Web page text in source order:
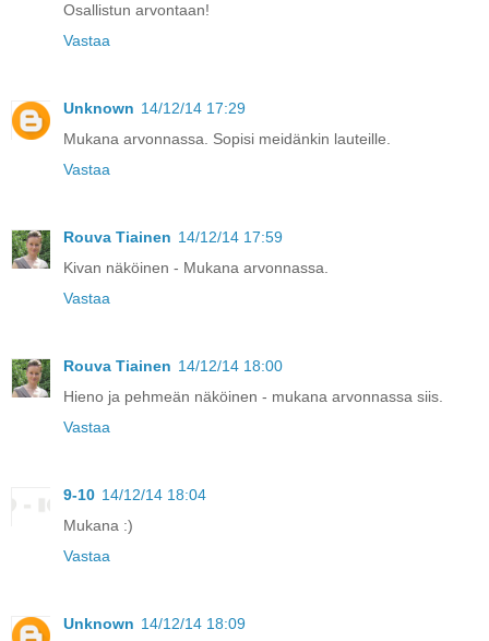
Osallistun arvontaan!
Vastaa
Unknown 14/12/14 17:29
Mukana arvonnassa. Sopisi meidänkin lauteille.
Vastaa
Rouva Tiainen 14/12/14 17:59
Kivan näköinen - Mukana arvonnassa.
Vastaa
Rouva Tiainen 14/12/14 18:00
Hieno ja pehmeän näköinen - mukana arvonnassa siis.
Vastaa
9-10 14/12/14 18:04
Mukana :)
Vastaa
Unknown 14/12/14 18:09